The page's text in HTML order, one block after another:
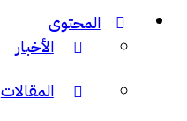
المحتوى
الأخبار
المقالات